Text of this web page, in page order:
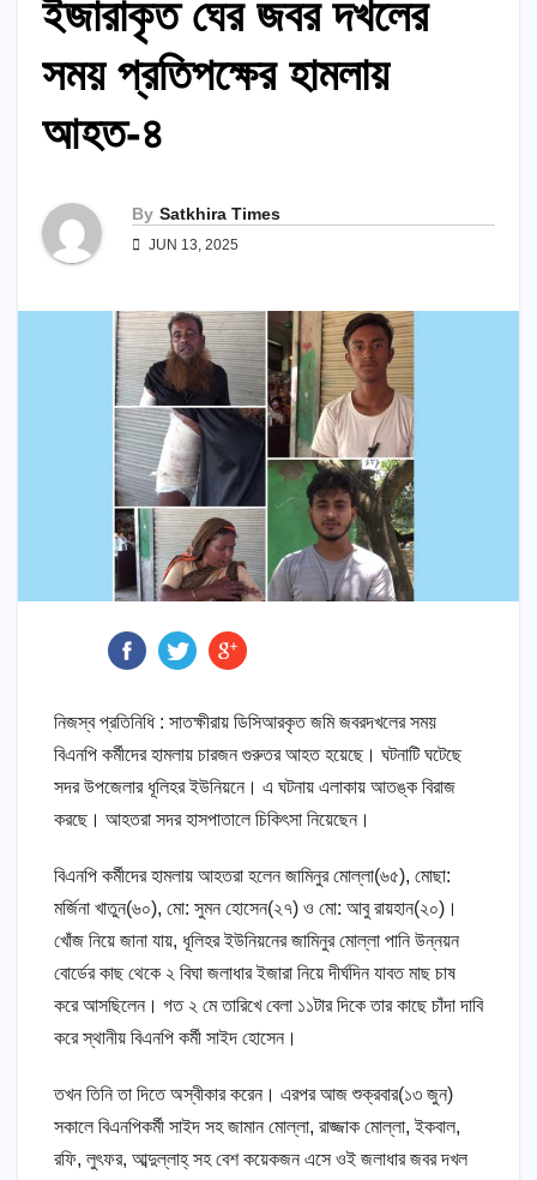
ইজারাকৃত ঘের জবর দখলের
সময় প্রতিপক্ষের হামলায়
আহত-৪
By Satkhira Times
JUN 13, 2025
নিজস্ব প্রতিনিধি : সাতক্ষীরায় ডিসিআরকৃত জমি জবরদখলের সময়
বিএনপি কর্মীদের হামলায় চারজন গুরুতর আহত হয়েছে। ঘটনাটি ঘটেছে
সদর উপজেলার ধূলিহর ইউনিয়নে। এ ঘটনায় এলাকায় আতঙ্ক বিরাজ
করছে। আহতরা সদর হাসপাতালে চিকিৎসা নিয়েছেন।
বিএনপি কর্মীদের হামলায় আহতরা হলেন জামিনুর মোল্লা(৬৫), মোছা:
মর্জিনা খাতুন(৬০), মো: সুমন হোসেন(২৭) ও মো: আবু রায়হান(২০)।
খোঁজ নিয়ে জানা যায়, ধূলিহর ইউনিয়নের জামিনুর মোল্লা পানি উন্নয়ন
বোর্ডের কাছ থেকে ২ বিঘা জলাধার ইজারা নিয়ে দীর্ঘদিন যাবত মাছ চাষ
করে আসছিলেন। গত ২ মে তারিখে বেলা ১১টার দিকে তার কাছে চাঁদা দাবি
করে স্থানীয় বিএনপি কর্মী সাইদ হোসেন।
তখন তিনি তা দিতে অস্বীকার করেন। এরপর আজ শুক্রবার(১৩ জুন)
সকালে বিএনপিকর্মী সাইদ সহ জামান মোল্লা, রাজ্জাক মোল্লা, ইকবাল,
রফি, লুৎফর, আব্দুল্লাহ্ সহ বেশ কয়েকজন এসে ওই জলাধার জবর দখল